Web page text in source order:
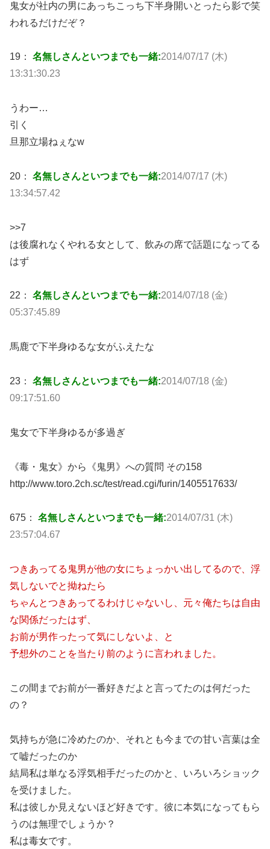
鬼女が社内の男にあっちこっち下半身開いとったら影で笑
われるだけだぞ？
19： 名無しさんといつまでも一緒:2014/07/17 (木)
13:31:30.23
うわー…
引く
旦那立場ねぇなw
20： 名無しさんといつまでも一緒:2014/07/17 (木)
13:34:57.42
>>7
は後腐れなくやれる女として、飲みの席で話題になってる
はず
22： 名無しさんといつまでも一緒:2014/07/18 (金)
05:37:45.89
馬鹿で下半身ゆるな女がふえたな
23： 名無しさんといつまでも一緒:2014/07/18 (金)
09:17:51.60
鬼女で下半身ゆるが多過ぎ
《毒・鬼女》から《鬼男》への質問 その158
http://www.toro.2ch.sc/test/read.cgi/furin/1405517633/
675： 名無しさんといつまでも一緒:2014/07/31 (木)
23:57:04.67
つきあってる鬼男が他の女にちょっかい出してるので、浮
気しないでと拗ねたら
ちゃんとつきあってるわけじゃないし、元々俺たちは自由
な関係だったはず、
お前が男作ったって気にしないよ、と
予想外のことを当たり前のように言われました。
この間までお前が一番好きだよと言ってたのは何だった
の？
気持ちが急に冷めたのか、それとも今までの甘い言葉は全
て嘘だったのか
結局私は単なる浮気相手だったのかと、いろいろショック
を受けました。
私は彼しか見えないほど好きです。彼に本気になってもら
うのは無理でしょうか？
私は毒女です。